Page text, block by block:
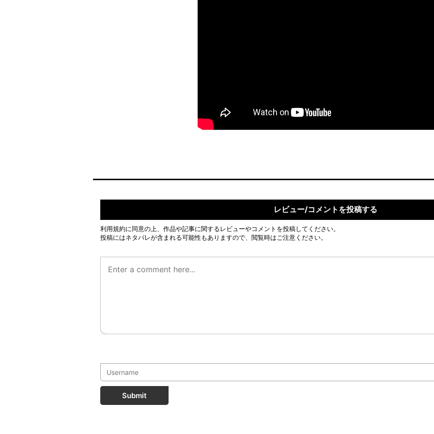
レビュー/コメントを投稿する
利用規約に同意の上、作品や記事に関するレビューやコメントを投稿してください。
投稿にはネタバレが含まれる可能性もありますので、閲覧時はご注意ください。
Submit